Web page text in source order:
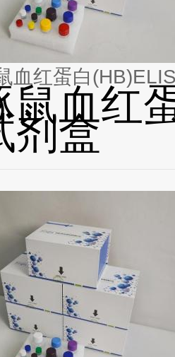
血红蛋白
鼠血红
剂盒